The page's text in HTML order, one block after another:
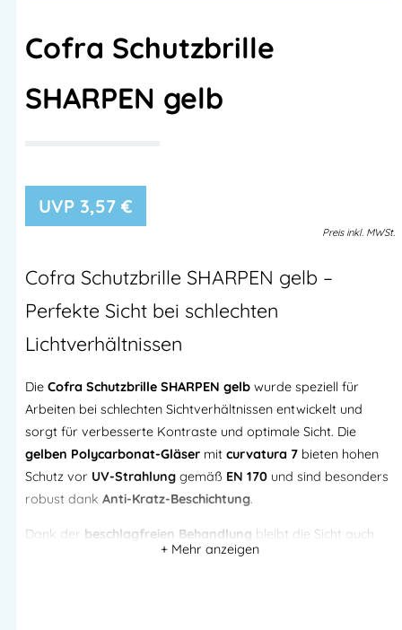
Cofra Schutzbrille
SHARPEN gelb
3,57 €
Preis inkl. MWSt.
Cofra Schutzbrille SHARPEN gelb –
Perfekte Sicht bei schlechten
Lichtverhältnissen
Die Cofra Schutzbrille SHARPEN gelb wurde speziell für
Arbeiten bei schlechten Sichtverhältnissen entwickelt und
sorgt für verbesserte Kontraste und optimale Sicht. Die
gelben Polycarbonat-Gläser mit curvatura 7 bieten hohen
Schutz vor UV-Strahlung gemäß EN 170 und sind besonders
robust dank Anti-Kratz-Beschichtung.
Dank der beschlagfreien Behandlung bleibt die Sicht auch
bei Temperaturwechseln oder hoher Luftfeuchtigkeit klar. Die